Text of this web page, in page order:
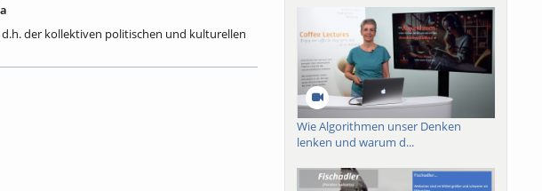
der kollektiven politischen und kulturellen
121 Mitautoren von 1984 bis 1992 sieben
Nora im Jahr 2001 die Mitgliedschaft in
Wie Algorithmen unser Denken
lenken und warum d...